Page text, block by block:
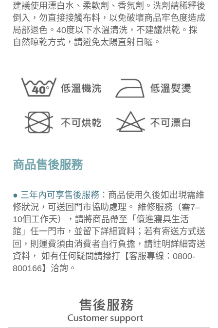
建議使用漂白水、柔軟劑、香氛劑。洗劑請稀釋後
倒入，勿直接接觸布料，以免破壞商品牢色度造成
局部退色。40度以下水溫清洗，不建議烘乾。採
自然晾乾方式，請避免太陽直射日曬。
商品售後服務
● 三年內可享售後服務： 商品使用久後如出現需維
修狀況，可送回門市協助處理。 維修服務（需7–
10個工作天），請將商品帶至「億進寢具生活
館」任一門市，並留下詳細資料；若有寄送方式送
回，則運費須由消費者自行負擔，請註明詳細寄送
資料， 如有任何疑問請撥打【客服專線：0800-
800166】洽詢。